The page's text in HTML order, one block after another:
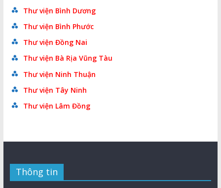
Thư viện Bình Dương
Thư viện Bình Phước
Thư viện Đồng Nai
Thư viện Bà Rịa Vũng Tàu
Thư viện Ninh Thuận
Thư viện Tây Ninh
Thư viện Lâm Đồng
Thông tin